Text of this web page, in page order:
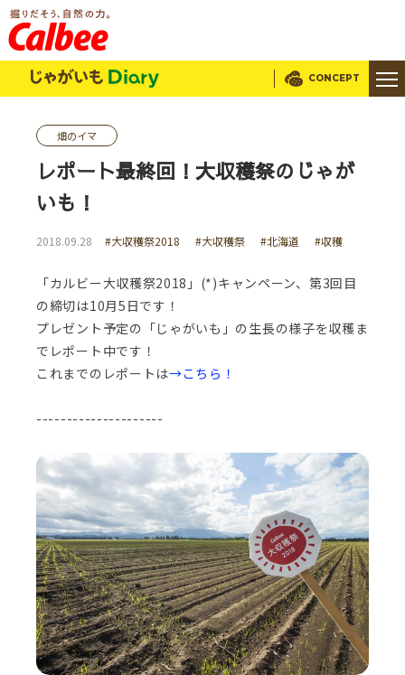
じゃがいもDialy CONCEPT
畑のイマ
レポート最終回！大収穫祭のじゃが
いも！
2018.09.28 #大収穫祭2018 #大収穫祭 #北海道 #収穫
「カルビー大収穫祭2018」(*)キャンペーン、第3回目
の締切は10月5日です！
プレゼント予定の「じゃがいも」の生長の様子を収穫ま
でレポート中です！
これまでのレポートは→こちら！
---------------------